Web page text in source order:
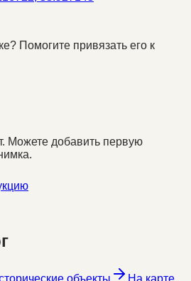
Помогите привязать его к
Можете добавить первую